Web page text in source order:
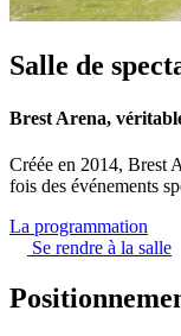
Salle de
Brest Arena,
Créée en 2014, Brest
fois des événements
La programmation
Se rendre à la salle